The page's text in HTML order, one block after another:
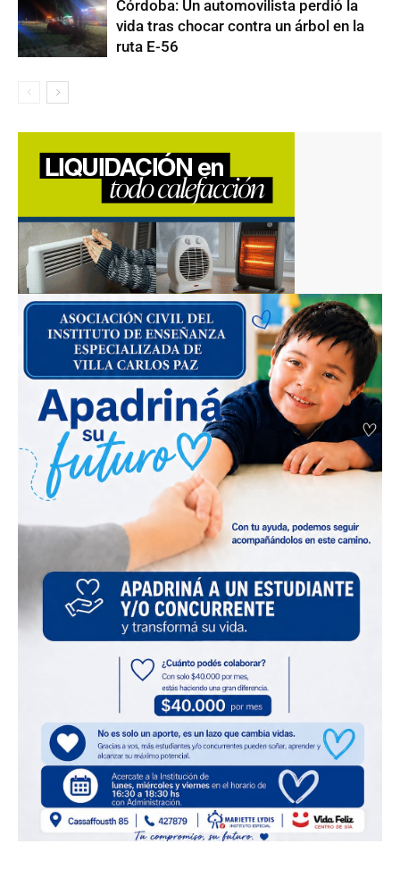
Córdoba: Un automovilista perdió la
vida tras chocar contra un árbol en la
ruta E-56